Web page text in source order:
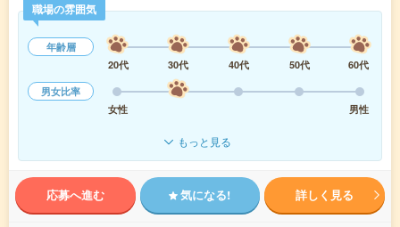
職場の雰囲気
年齢層
20代
30代 40代 50代
60代
男女比率
女性
男性
もっと見る
応募へ進む 気になる! 詳しく見る